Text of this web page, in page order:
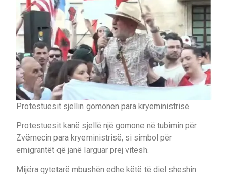
Protestuesit sjellin gomonen para kryeministrisë
Protestuesit kanë sjellë një gomone në tubimin për
Zvërnecin para kryeministrisë, si simbol për
emigrantët që janë larguar prej vitesh.
Mijëra qytetarë mbushën edhe këtë të diel sheshin